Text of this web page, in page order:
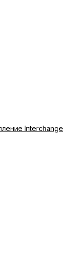
Interchange